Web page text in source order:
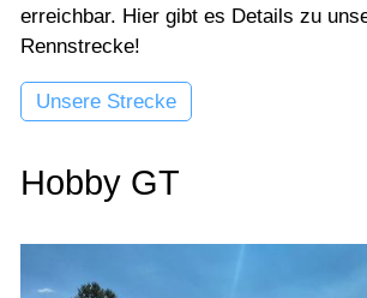
erreichbar. Hier gibt es Details zu
Rennstrecke!
Unsere Strecke
Hobby GT